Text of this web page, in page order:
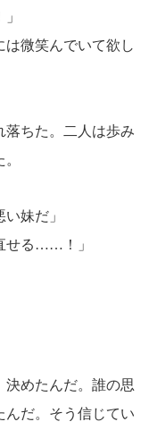
は微笑んでいて欲し
落ちた。二人は歩み
妹だ」
せる……！」
決めたんだ。誰の思
んだ。そう信じてい